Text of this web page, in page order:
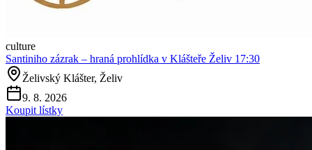
culture
Santiniho zázrak – hraná prohlídka v Klášteře Želiv 17:30
Želivský Klášter, Želiv
9. 8. 2026
Koupit lístky